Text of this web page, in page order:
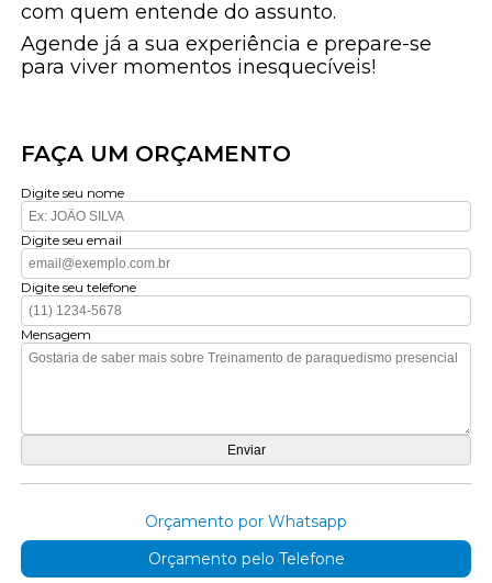
com quem entende do assunto.
Agende já a sua experiência e prepare-se
para viver momentos inesquecíveis!
FAÇA UM ORÇAMENTO
Digite seu nome
Digite seu email
Digite seu telefone
Mensagem
Orçamento por Whatsapp
Orçamento pelo Telefone